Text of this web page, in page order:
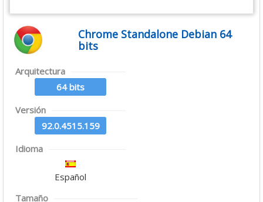
Chrome Standalone Debian 64
bits
Arquitectura
64 bits
Versión
92.0.4515.159
Idioma
Español
Tamaño